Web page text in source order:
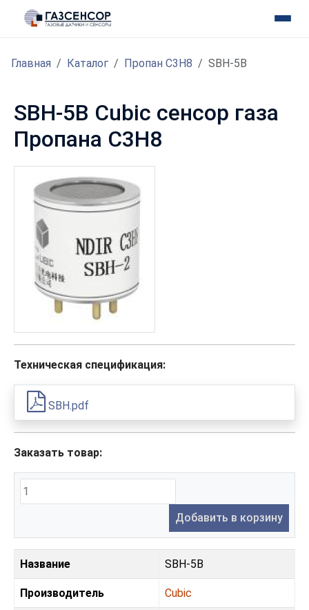
Главная Каталог Пропан C3H8 SBH-5B
SBH-5B Cubic сенсор газа
Пропана C3H8
Техническая спецификация:
SBH.pdf
Заказать товар:
Добавить в корзину
Название SBH-5B
Производитель Cubic